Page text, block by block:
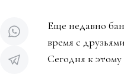
Еще недавно
время с
Сегодня к